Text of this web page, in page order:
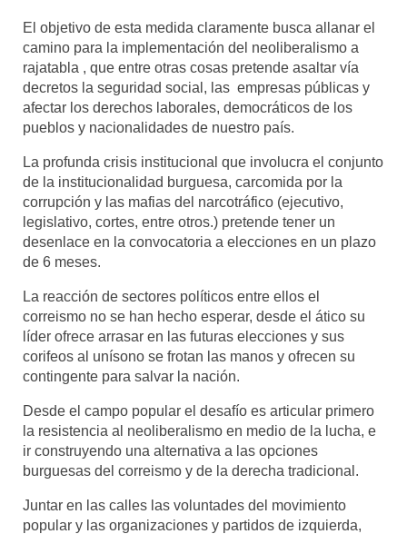
El objetivo de esta medida claramente busca allanar el
camino para la implementación del neoliberalismo a
rajatabla , que entre otras cosas pretende asaltar vía
decretos la seguridad social, las empresas públicas y
afectar los derechos laborales, democráticos de los
pueblos y nacionalidades de nuestro país.
La profunda crisis institucional que involucra el conjunto
de la institucionalidad burguesa, carcomida por la
corrupción y las mafias del narcotráfico (ejecutivo,
legislativo, cortes, entre otros.) pretende tener un
desenlace en la convocatoria a elecciones en un plazo
de 6 meses.
La reacción de sectores políticos entre ellos el
correismo no se han hecho esperar, desde el ático su
líder ofrece arrasar en las futuras elecciones y sus
corifeos al unísono se frotan las manos y ofrecen su
contingente para salvar la nación.
Desde el campo popular el desafío es articular primero
la resistencia al neoliberalismo en medio de la lucha, e
ir construyendo una alternativa a las opciones
burguesas del correismo y de la derecha tradicional.
Juntar en las calles las voluntades del movimiento
popular y las organizaciones y partidos de izquierda,